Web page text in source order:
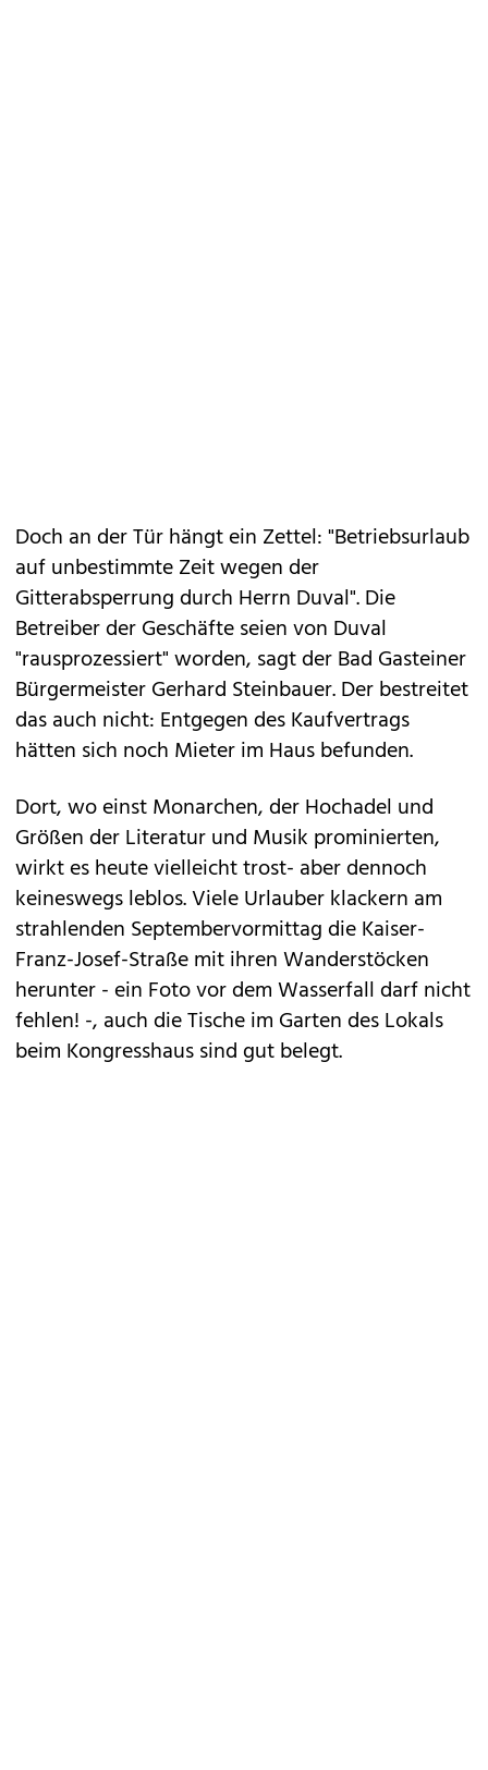
Doch an der Tür hängt ein Zettel: "Betriebsurlaub
auf unbestimmte Zeit wegen der
Gitterabsperrung durch Herrn Duval". Die
Betreiber der Geschäfte seien von Duval
"rausprozessiert" worden, sagt der Bad Gasteiner
Bürgermeister Gerhard Steinbauer. Der bestreitet
das auch nicht: Entgegen des Kaufvertrags
hätten sich noch Mieter im Haus befunden.
Dort, wo einst Monarchen, der Hochadel und
Größen der Literatur und Musik prominierten,
wirkt es heute vielleicht trost- aber dennoch
keineswegs leblos. Viele Urlauber klackern am
strahlenden Septembervormittag die Kaiser-
Franz-Josef-Straße mit ihren Wanderstöcken
herunter - ein Foto vor dem Wasserfall darf nicht
fehlen! -, auch die Tische im Garten des Lokals
beim Kongresshaus sind gut belegt.